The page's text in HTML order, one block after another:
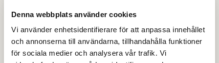
Denna webbplats använder cookies
Vi använder enhetsidentifierare för att anpassa innehållet
och annonserna till användarna, tillhandahålla funktioner
för sociala medier och analysera vår trafik. Vi
Din beredskap och ansvar vid kris
Vid en samhällsstörning förväntas du som